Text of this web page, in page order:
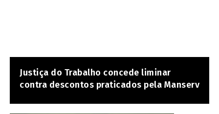
Justiça do Trabalho concede liminar
contra descontos praticados pela Manserv